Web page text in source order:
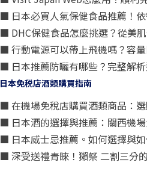
■ 日本必買人氣保健食品推薦！
■ DHC保健食品怎麼挑選？從美
■ 行動電源可以帶上飛機嗎？容
■ 日本推薦防曬有哪些？完整解
日本免税店酒類購買指南
■ 在機場免稅店購買酒類商品：
■ 日本酒的選擇與推薦：關西機
■ 日本威士忌推薦。如何選擇與
■ 深受送禮青睞！獺祭 二割三分